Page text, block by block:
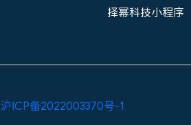
择幂科技小程序
沪ICP备2022003370号-1